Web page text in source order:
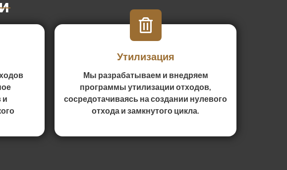
и
Утилизация
Мы разрабатываем и внедряем
программы утилизации отходов,
сосредотачиваясь на создании нулевого
отхода и замкнутого цикла.